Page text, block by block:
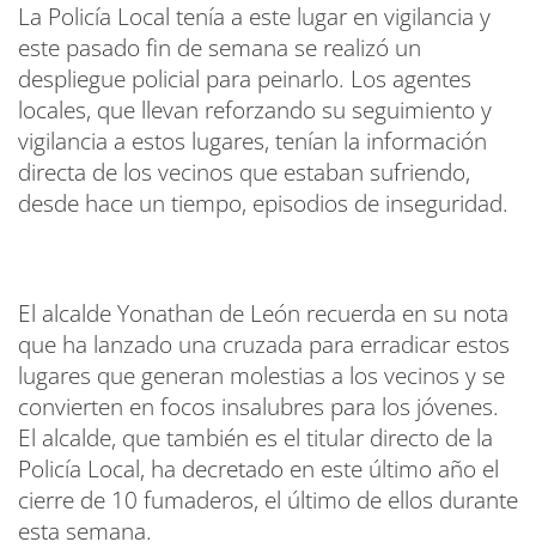
La Policía Local tenía a este lugar en vigilancia y
este pasado fin de semana se realizó un
despliegue policial para peinarlo. Los agentes
locales, que llevan reforzando su seguimiento y
vigilancia a estos lugares, tenían la información
directa de los vecinos que estaban sufriendo,
desde hace un tiempo, episodios de inseguridad.
El alcalde Yonathan de León recuerda en su nota
que ha lanzado una cruzada para erradicar estos
lugares que generan molestias a los vecinos y se
convierten en focos insalubres para los jóvenes.
El alcalde, que también es el titular directo de la
Policía Local, ha decretado en este último año el
cierre de 10 fumaderos, el último de ellos durante
esta semana.